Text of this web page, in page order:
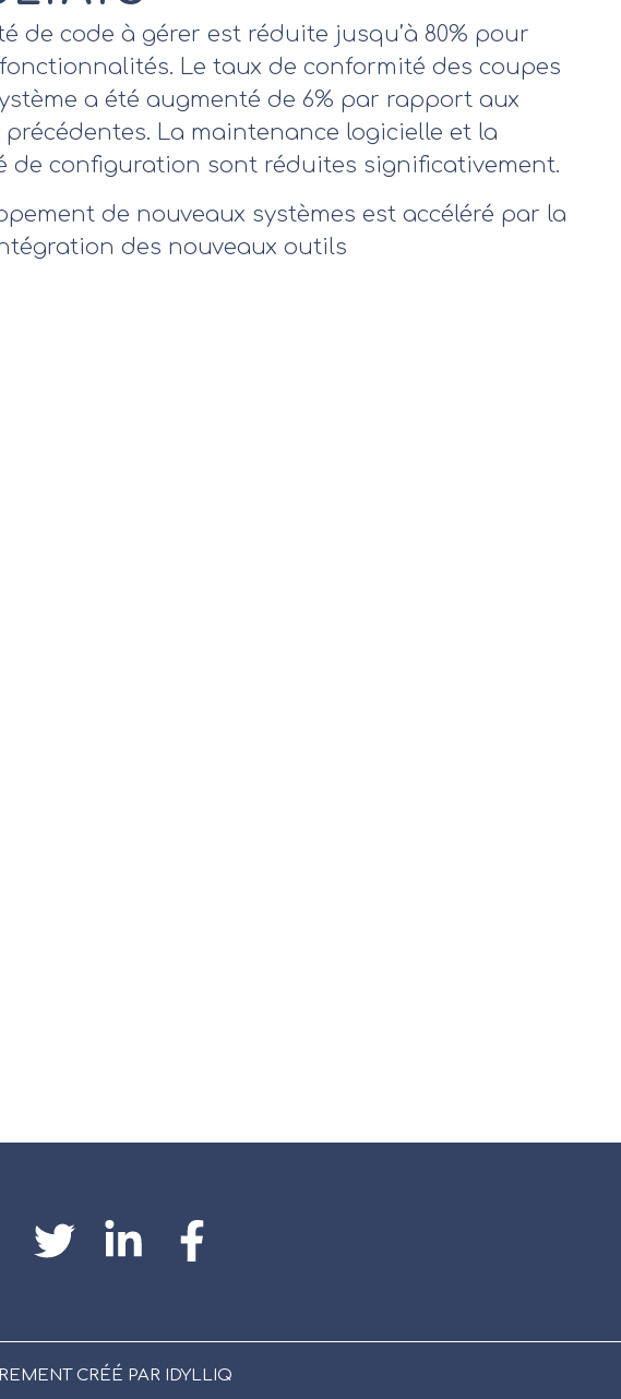
de code à gérer est réduite jusqu’à 80% pour
Le taux de conformité des coupes
a été augmenté de 6% par rapport aux
La maintenance logicielle et la
de configuration sont réduites significativement.
de nouveaux systèmes est accéléré par la
des nouveaux outils
CRÉÉ PAR IDYLLIQ